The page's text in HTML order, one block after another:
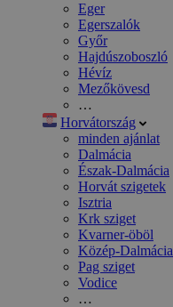
Eger
Egerszalók
Győr
Hajdúszoboszló
Hévíz
Mezőkövesd
…
Horvátország
minden ajánlat
Dalmácia
Észak-Dalmácia
Horvát szigetek
Isztria
Krk sziget
Kvarner-öböl
Közép-Dalmácia
Pag sziget
Vodice
…